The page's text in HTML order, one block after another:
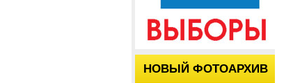
НОВЫЙ ФОТОАРХИВ